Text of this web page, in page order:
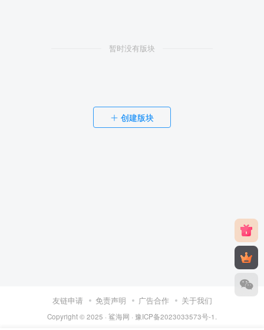
暂时没有版块
创建版块
友链申请 免责声明 广告合作 关于我们
Copyright © 2025 · 鲨海网 · 豫ICP备2023033573号-1